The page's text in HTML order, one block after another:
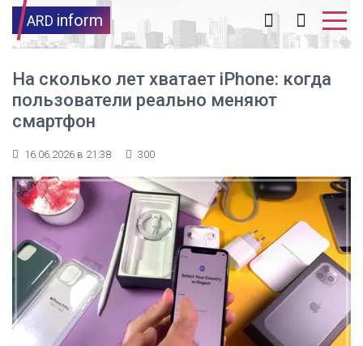
ARD inform
На сколько лет хватает iPhone: когда
пользователи реально меняют
смартфон
16.06.2026 в 21:38 300